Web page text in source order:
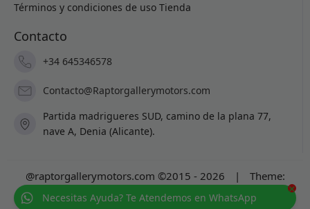
Necesitas Ayuda? Te Atendemos en WhatsApp
×
Términos y condiciones de uso Tienda
Contacto
+34 645346578
Contacto@Raptorgallerymotors.com
Partida madrigueres SUD, camino de la plana 77,
nave A, Denia (Alicante).
@raptorgallerymotors.com ©2015 - 2026 |
Theme:
Prosale byfull100ack